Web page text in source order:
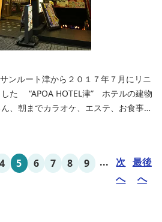
ンルート津から２０１７年７月にリニ
した “APOA HOTEL津” ホテルの建物
、朝までカラオケ、エステ、お食事も
ます。 ホテル内施設 地下…創作料
” 居酒屋“居酒屋ならここが安いぜっ”
4 5 6 7 8 9 ...
次
へ
最後
へ